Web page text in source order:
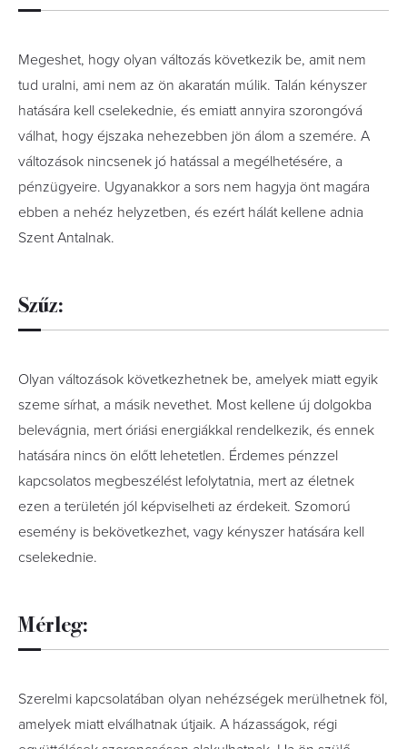
Megeshet, hogy olyan változás következik be, amit nem
tud uralni, ami nem az ön akaratán múlik. Talán kényszer
hatására kell cselekednie, és emiatt annyira szorongóvá
válhat, hogy éjszaka nehezebben jön álom a szemére. A
változások nincsenek jó hatással a megélhetésére, a
pénzügyeire. Ugyanakkor a sors nem hagyja önt magára
ebben a nehéz helyzetben, és ezért hálát kellene adnia
Szent Antalnak.
Szűz:
Olyan változások következhetnek be, amelyek miatt egyik
szeme sírhat, a másik nevethet. Most kellene új dolgokba
belevágnia, mert óriási energiákkal rendelkezik, és ennek
hatására nincs ön előtt lehetetlen. Érdemes pénzzel
kapcsolatos megbeszélést lefolytatnia, mert az életnek
ezen a területén jól képviselheti az érdekeit. Szomorú
esemény is bekövetkezhet, vagy kényszer hatására kell
cselekednie.
Mérleg:
Szerelmi kapcsolatában olyan nehézségek merülhetnek föl,
amelyek miatt elválhatnak útjaik. A házasságok, régi